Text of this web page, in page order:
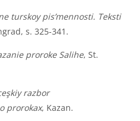
turskoy pis’mennosti. Teksti
s. 325-341.
proroke Salihe, St.
razbor
prorokax, Kazan.